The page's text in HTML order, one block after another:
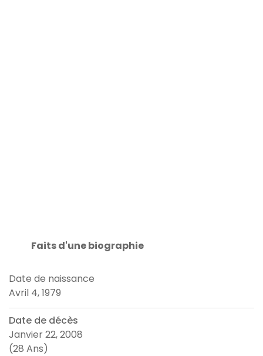
Faits d'une biographie
Date de naissance
Avril 4, 1979
Date de décès
Janvier 22, 2008
(28 Ans)